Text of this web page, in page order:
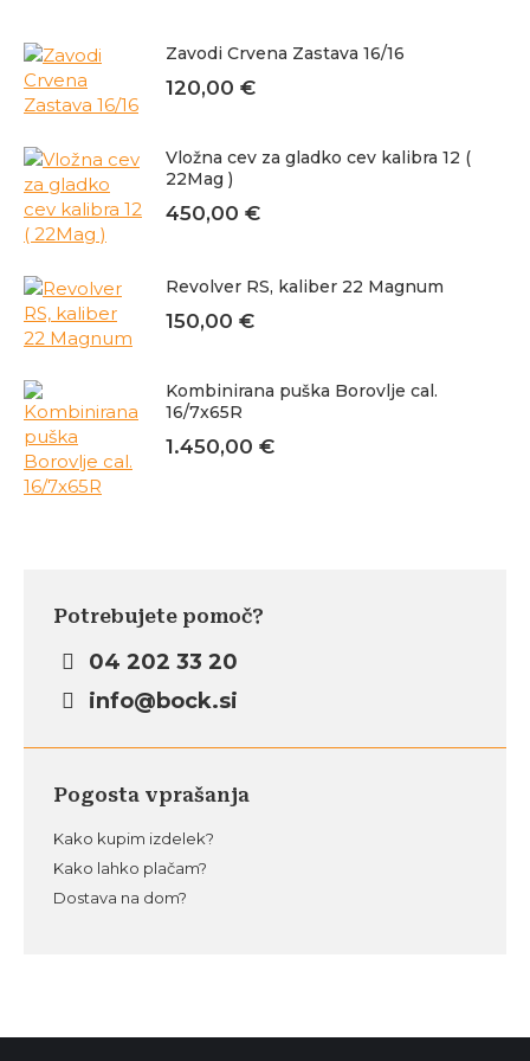
Zavodi Crvena Zastava 16/16
120,00 €
Vložna cev za gladko cev kalibra 12 (
22Mag )
450,00 €
Revolver RS, kaliber 22 Magnum
150,00 €
Kombinirana puška Borovlje cal.
16/7x65R
1.450,00 €
Potrebujete pomoč?
04 202 33 20
info@bock.si
Pogosta vprašanja
Kako kupim izdelek?
Kako lahko plačam?
Dostava na dom?